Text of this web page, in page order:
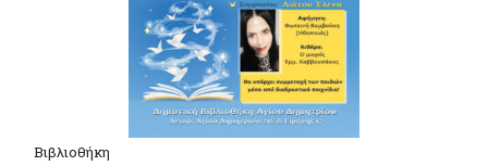
Βιβλιοθήκη